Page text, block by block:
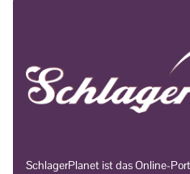
SchlagerPlanet ist das Online-